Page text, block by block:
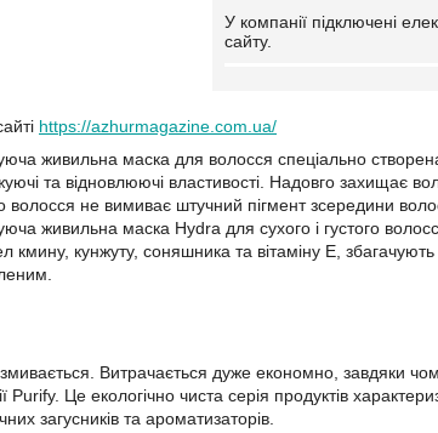
У компанії підключені
сайту.
https://azhurmagazine.com.ua/
живильна маска для волосся спеціально
та відновлюючі властивості. Надовго захищає
волосся не вимиває штучний пігмент зсередини
живильна маска Hydra для сухого і густого
кмину, кунжуту, соняшника та вітаміну Е,
Витрачається дуже економно, завдяки
Purify. Це екологічно чиста серія продуктів
загусників та ароматизаторів.